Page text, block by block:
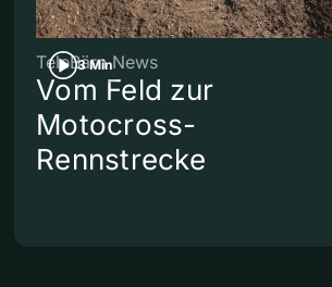
3 Min
TeleBärn News
Vom Feld zur
Motocross-
Rennstrecke